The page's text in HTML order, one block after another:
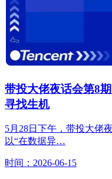
带投大佬夜话会第8
寻找生机
5月28日下午，带投大佬
以“在数据异…
时间：2026-06-15